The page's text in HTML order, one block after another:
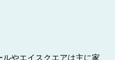
やエイスクエアは主に家